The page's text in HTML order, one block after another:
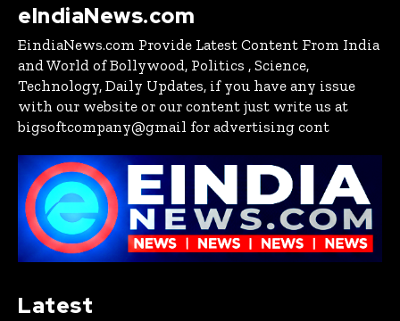
eIndiaNews.com
EindiaNews.com Provide Latest Content From India
and World of Bollywood, Politics , Science,
Technology, Daily Updates, if you have any issue
with our website or our content just write us at
bigsoftcompany@gmail for advertising cont
Latest